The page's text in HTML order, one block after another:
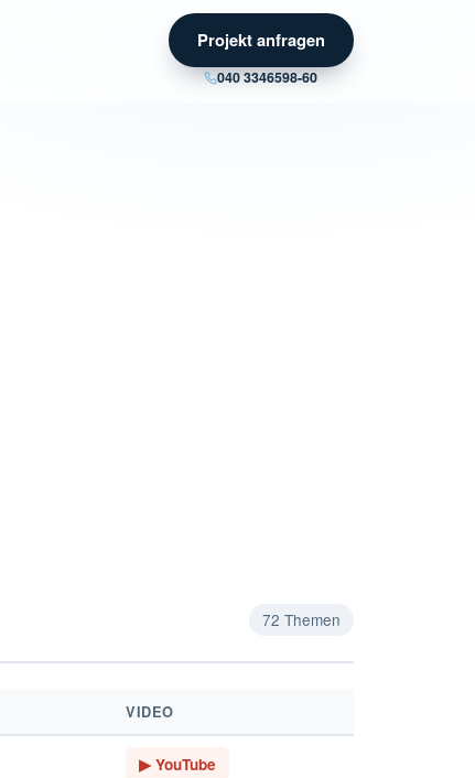
Projekt anfragen
040 3346598-60
72 Themen
VIDEO
▶ YouTube